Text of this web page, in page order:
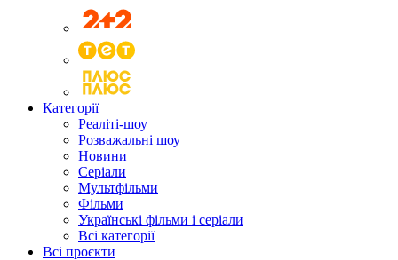
Категорії
Реаліті-шоу
Розважальні шоу
Новини
Серіали
Мультфільми
Фільми
Українські фільми і серіали
Всі категорії
Всі проєкти